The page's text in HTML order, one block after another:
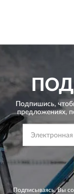
Подпишись,
предложениях,
Подписываясь, Вы